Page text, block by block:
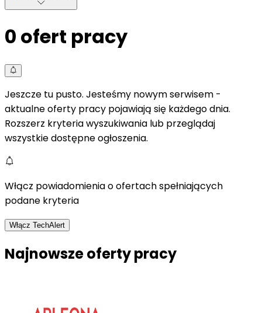
0 ofert pracy
Jeszcze tu pusto. Jesteśmy nowym serwisem -
aktualne oferty pracy pojawiają się każdego dnia.
Rozszerz kryteria wyszukiwania lub przeglądaj
wszystkie dostępne ogłoszenia.
Włącz powiadomienia o ofertach spełniających
podane kryteria
Włącz TechAlert
Najnowsze oferty pracy